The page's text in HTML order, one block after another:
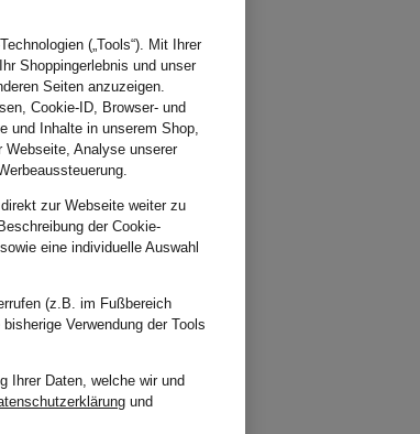
(„Tools“). Mit Ihrer
Shoppingerlebnis und unser
Seiten anzuzeigen.
Cookie-ID, Browser- und
und Inhalte in unserem Shop,
Webseite, Analyse unserer
zur Webseite weiter zu
der Cookie-
eine individuelle Auswahl
(z.B. im Fußbereich
Verwendung der Tools
Ihrer Daten, welche wir und
und